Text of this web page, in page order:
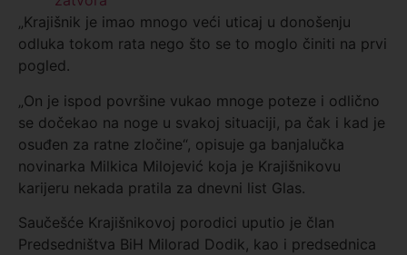
„Krajišnik je imao mnogo veći uticaj u donošenju
odluka tokom rata nego što se to moglo činiti na prvi
pogled.
„On je ispod površine vukao mnoge poteze i odlično
se dočekao na noge u svakoj situaciji, pa čak i kad je
osuđen za ratne zločine“, opisuje ga banjalučka
novinarka Milkica Milojević koja je Krajišnikovu
karijeru nekada pratila za dnevni list Glas.
Saučešće Krajišnikovoj porodici uputio je član
Predsedništva BiH Milorad Dodik, kao i predsednica